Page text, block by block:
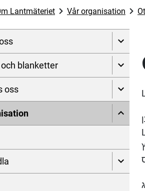
Lantmäteriet Vår organisation
blanketter
oss